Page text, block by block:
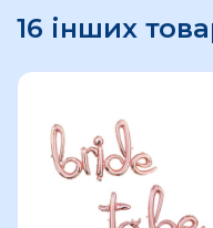
16 інших